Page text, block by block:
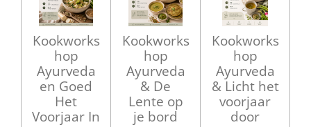
Kookworks
hop
Ayurveda
en Goed
Het
Voorjaar In
Kookworks
hop
Ayurveda
& De
Lente op
je bord
Kookworks
hop
Ayurveda
& Licht het
voorjaar
door